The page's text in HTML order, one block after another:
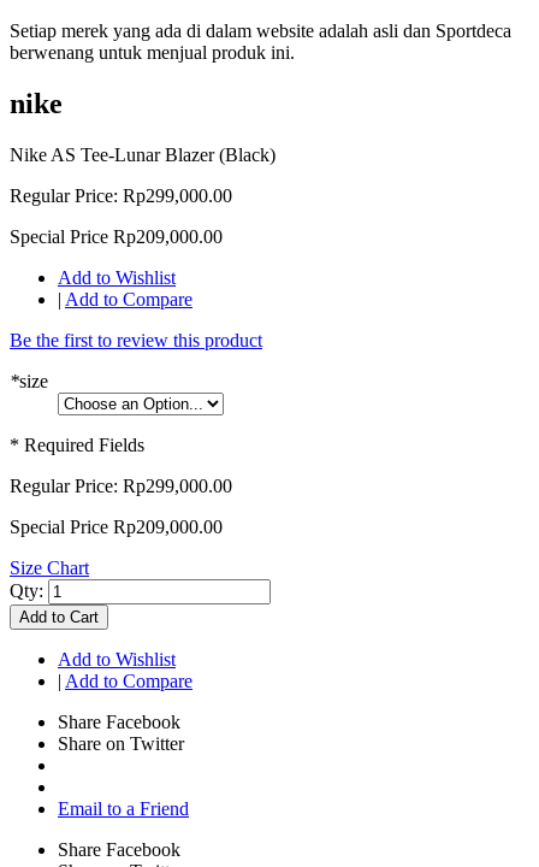
Setiap merek yang ada di dalam website adalah asli dan Sportdeca
berwenang untuk menjual produk ini.
nike
Nike AS Tee-Lunar Blazer (Black)
Regular Price: Rp299,000.00
Special Price Rp209,000.00
Add to Wishlist
| Add to Compare
Be the first to review this product
*size
* Required Fields
Regular Price: Rp299,000.00
Special Price Rp209,000.00
Size Chart
Qty:
Add to Cart
Add to Wishlist
| Add to Compare
Share Facebook
Share on Twitter
Email to a Friend
Share Facebook